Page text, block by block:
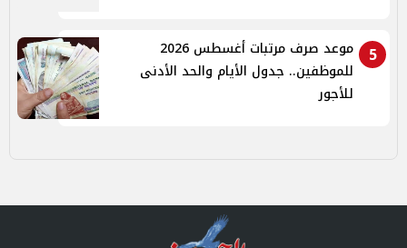
5
موعد صرف مرتبات أغسطس 2026
للموظفين.. جدول الأيام والحد الأدنى
للأجور